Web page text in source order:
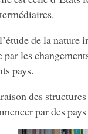
de la nature
les
pays.
des
par des